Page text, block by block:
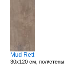
Mud Rett
30x120 см, пол/стены